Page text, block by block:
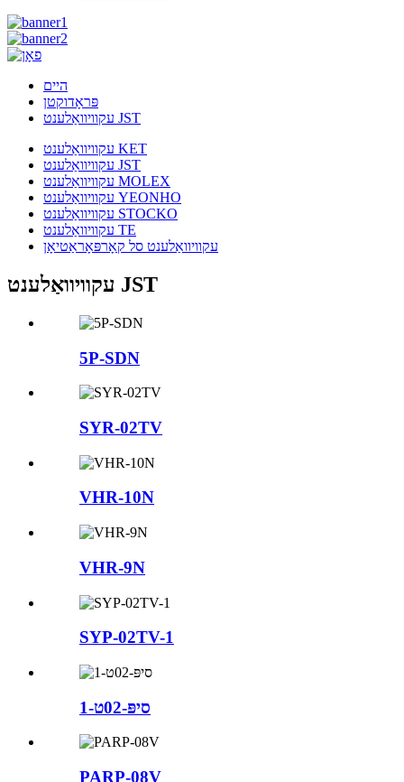
היים
פּראָדוקטן
עקוויוואַלענט JST
עקוויוואַלענט KET
עקוויוואַלענט JST
עקוויוואַלענט MOLEX
עקוויוואַלענט YEONHO
עקוויוואַלענט STOCKO
עקוויוואַלענט TE
עקוויוואַלענט סל קאָרפּאָראַטיאָן
עקוויוואַלענט JST
5P-SDN
SYR-02TV
VHR-10N
VHR-9N
SYP-02TV-1
סיפּ-02ט-1
PARP-08V